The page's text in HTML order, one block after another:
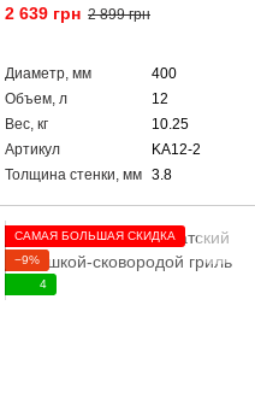
2 639 грн 2 899 грн
Диаметр, мм
400
Объем, л
12
Вес, кг
10.25
Артикул
KA12-2
Толщина стенки, мм 3.8
САМАЯ БОЛЬШАЯ СКИДКА
−9%
4